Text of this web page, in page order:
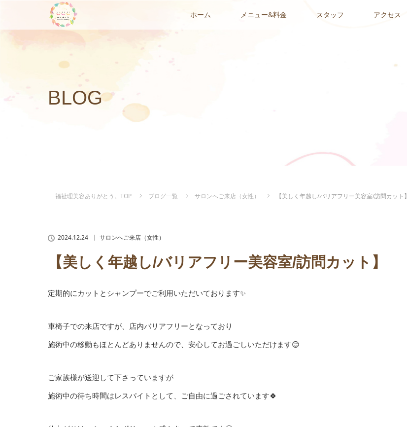
ホーム メニュー&料金 スタッフ アクセス
BLOG
福祉理美容ありがとう。TOP ブログ一覧 サロンへご来店（女性） 【美しく年越し/バリアフリー美容室/訪問カット】
2024.12.24 サロンへご来店（女性）
【美しく年越し/バリアフリー美容室/訪問カット】
定期的にカットとシャンプーでご利用いただいております✨
車椅子での来店ですが、店内バリアフリーとなっており
施術中の移動もほとんどありませんので、安心してお過ごしいただけます😊
ご家族様が送迎して下さっていますが
施術中の待ち時間はレスパイトとして、ご自由に過ごされています🍀